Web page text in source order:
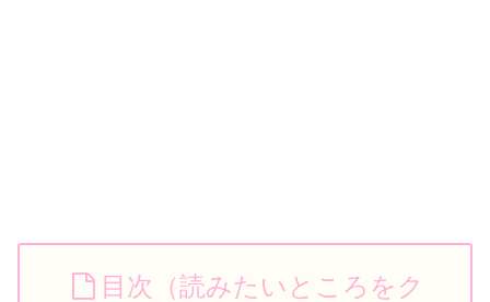
目次（読みたいところをク